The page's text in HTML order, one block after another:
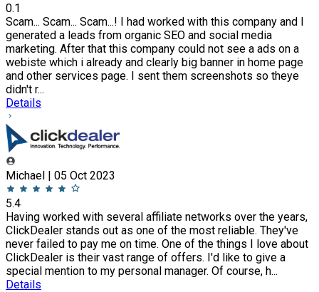
0.1
Scam... Scam... Scam...! I had worked with this company and I
generated a leads from organic SEO and social media
marketing. After that this company could not see a ads on a
webiste which i already and clearly big banner in home page
and other services page. I sent them screenshots so theye
didn't r...
Details
Michael | 05 Oct 2023
5.4
Having worked with several affiliate networks over the years,
ClickDealer stands out as one of the most reliable. They've
never failed to pay me on time. One of the things I love about
ClickDealer is their vast range of offers. I'd like to give a
special mention to my personal manager. Of course, h...
Details